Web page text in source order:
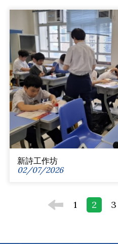
新詩工作坊
02/07/2026
1 2 3